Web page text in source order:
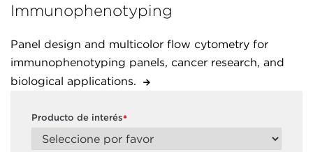
Immunophenotyping
Panel design and multicolor flow cytometry for
immunophenotyping panels, cancer research, and
biological applications.
*
Producto de interés